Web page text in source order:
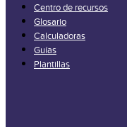
Centro de recursos
Glosario
Calculadoras
Guías
Plantillas